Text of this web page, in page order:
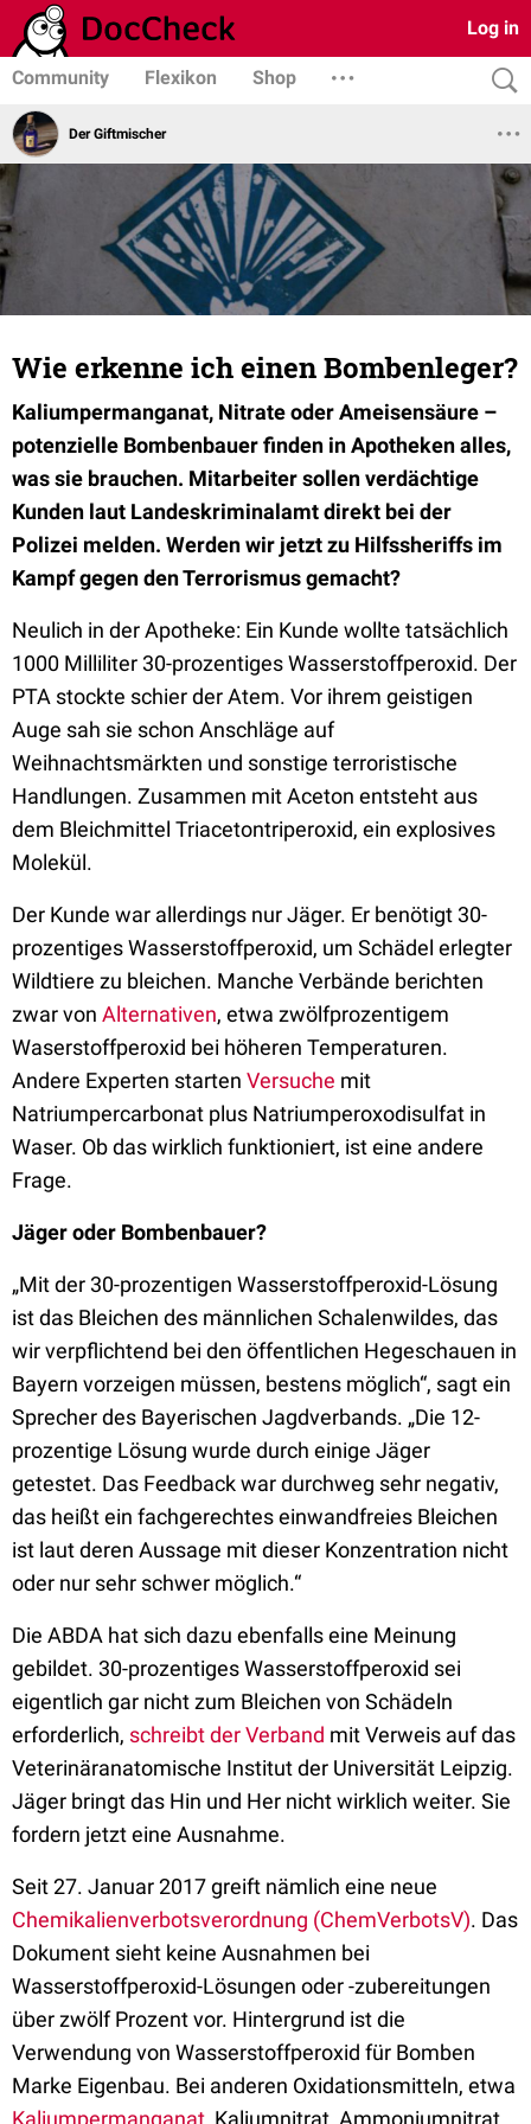
Log in
Community Flexikon Shop
Der Giftmischer
Wie erkenne ich einen Bombenleger?
Kaliumpermanganat, Nitrate oder Ameisensäure –
potenzielle Bombenbauer finden in Apotheken alles,
was sie brauchen. Mitarbeiter sollen verdächtige
Kunden laut Landeskriminalamt direkt bei der
Polizei melden. Werden wir jetzt zu Hilfssheriffs im
Kampf gegen den Terrorismus gemacht?
Neulich in der Apotheke: Ein Kunde wollte tatsächlich
1000 Milliliter 30-prozentiges Wasserstoffperoxid. Der
PTA stockte schier der Atem. Vor ihrem geistigen
Auge sah sie schon Anschläge auf
Weihnachtsmärkten und sonstige terroristische
Handlungen. Zusammen mit Aceton entsteht aus
dem Bleichmittel Triacetontriperoxid, ein explosives
Molekül.
Der Kunde war allerdings nur Jäger. Er benötigt 30-
prozentiges Wasserstoffperoxid, um Schädel erlegter
Wildtiere zu bleichen. Manche Verbände berichten
zwar von Alternativen, etwa zwölfprozentigem
Waserstoffperoxid bei höheren Temperaturen.
Andere Experten starten Versuche mit
Natriumpercarbonat plus Natriumperoxodisulfat in
Waser. Ob das wirklich funktioniert, ist eine andere
Frage.
Jäger oder Bombenbauer?
„Mit der 30-prozentigen Wasserstoffperoxid-Lösung
ist das Bleichen des männlichen Schalenwildes, das
wir verpflichtend bei den öffentlichen Hegeschauen in
Bayern vorzeigen müssen, bestens möglich“, sagt ein
Sprecher des Bayerischen Jagdverbands. „Die 12-
prozentige Lösung wurde durch einige Jäger
getestet. Das Feedback war durchweg sehr negativ,
das heißt ein fachgerechtes einwandfreies Bleichen
ist laut deren Aussage mit dieser Konzentration nicht
oder nur sehr schwer möglich.“
Die ABDA hat sich dazu ebenfalls eine Meinung
gebildet. 30-prozentiges Wasserstoffperoxid sei
eigentlich gar nicht zum Bleichen von Schädeln
erforderlich, schreibt der Verband mit Verweis auf das
Veterinäranatomische Institut der Universität Leipzig.
Jäger bringt das Hin und Her nicht wirklich weiter. Sie
fordern jetzt eine Ausnahme.
Seit 27. Januar 2017 greift nämlich eine neue
Chemikalienverbotsverordnung (ChemVerbotsV). Das
Dokument sieht keine Ausnahmen bei
Wasserstoffperoxid-Lösungen oder -zubereitungen
über zwölf Prozent vor. Hintergrund ist die
Verwendung von Wasserstoffperoxid für Bomben
Marke Eigenbau. Bei anderen Oxidationsmitteln, etwa
Kaliumpermanganat , Kaliumnitrat, Ammoniumnitrat